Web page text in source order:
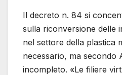
Il decreto n. 84 si
sulla riconversione delle
nel settore della plastica
necessario, ma secondo
incompleto. «Le filiere